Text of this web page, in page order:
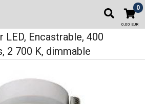
0
0,00 EUR
LED, Encastrable, 400
2 700 K, dimmable